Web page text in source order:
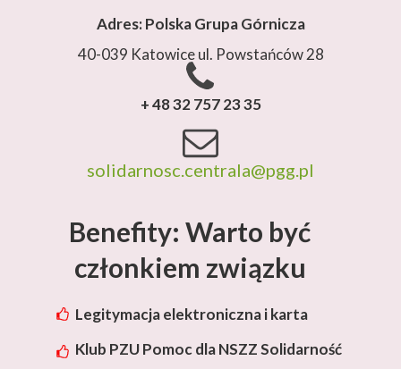
Benefity: Warto być
członkiem związku
Legitymacja elektroniczna i karta
Klub PZU Pomoc dla NSZZ Solidarność
solidarnosc.centrala@pgg.pl
+ 48 32 757 23 35
Adres: Polska Grupa Górnicza
40-039 Katowice ul. Powstańców 28